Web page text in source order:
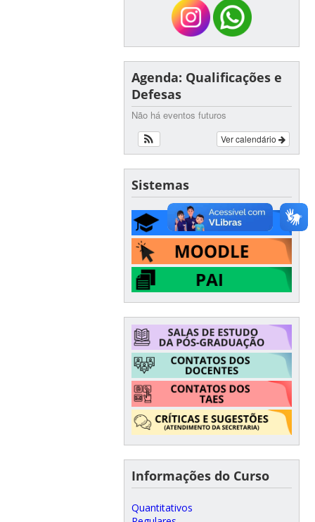
Agenda: Qualificações e
Defesas
Não há eventos futuros
Ver calendário
Sistemas
Informações do Curso
Quantitativos